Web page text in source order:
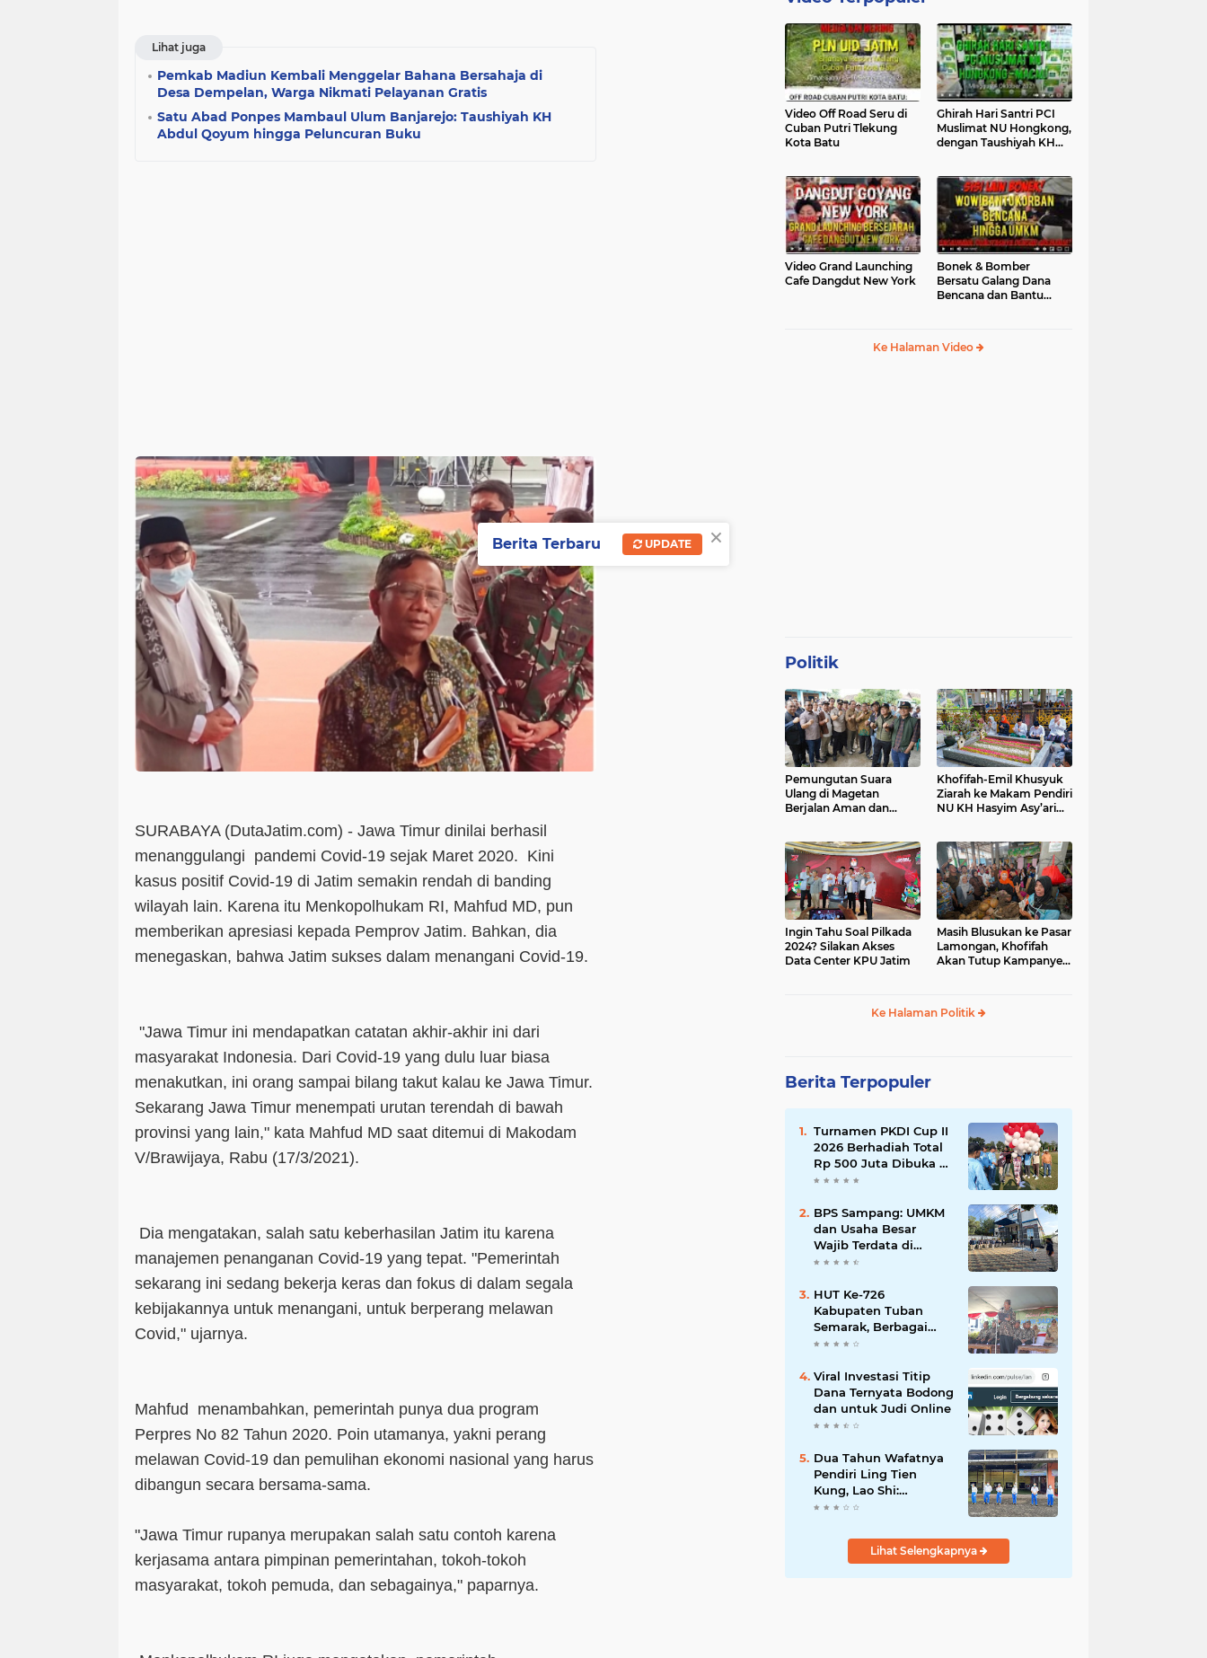
Lihat juga
Pemkab Madiun Kembali Menggelar Bahana Bersahaja di
Desa Dempelan, Warga Nikmati Pelayanan Gratis
Satu Abad Ponpes Mambaul Ulum Banjarejo: Taushiyah KH
Abdul Qoyum hingga Peluncuran Buku
SURABAYA (DutaJatim.com) - Jawa Timur dinilai berhasil
menanggulangi pandemi Covid-19 sejak Maret 2020. Kini
kasus positif Covid-19 di Jatim semakin rendah di banding
wilayah lain. Karena itu Menkopolhukam RI, Mahfud MD, pun
memberikan apresiasi kepada Pemprov Jatim. Bahkan, dia
menegaskan, bahwa Jatim sukses dalam menangani Covid-19.
"Jawa Timur ini mendapatkan catatan akhir-akhir ini dari
masyarakat Indonesia. Dari Covid-19 yang dulu luar biasa
menakutkan, ini orang sampai bilang takut kalau ke Jawa Timur.
Sekarang Jawa Timur menempati urutan terendah di bawah
provinsi yang lain," kata Mahfud MD saat ditemui di Makodam
V/Brawijaya, Rabu (17/3/2021).
Dia mengatakan, salah satu keberhasilan Jatim itu karena
manajemen penanganan Covid-19 yang tepat. "Pemerintah
sekarang ini sedang bekerja keras dan fokus di dalam segala
kebijakannya untuk menangani, untuk berperang melawan
Covid," ujarnya.
Mahfud menambahkan, pemerintah punya dua program
Perpres No 82 Tahun 2020. Poin utamanya, yakni perang
melawan Covid-19 dan pemulihan ekonomi nasional yang harus
dibangun secara bersama-sama.
"Jawa Timur rupanya merupakan salah satu contoh karena
kerjasama antara pimpinan pemerintahan, tokoh-tokoh
masyarakat, tokoh pemuda, dan sebagainya," paparnya.
Video Off Road Seru di
Cuban Putri Tlekung
Kota Batu
Ghirah Hari Santri PCI
Muslimat NU Hongkong,
dengan Taushiyah KH
Video Grand Launching
Cafe Dangdut New York
Bonek & Bomber
Bersatu Galang Dana
Bencana dan Bantu
Ke Halaman Video
Politik
Pemungutan Suara
Ulang di Magetan
Berjalan Aman dan
Khofifah-Emil Khusyuk
Ziarah ke Makam Pendiri
NU KH Hasyim Asy’ari
Ingin Tahu Soal Pilkada
2024? Silakan Akses
Data Center KPU Jatim
Masih Blusukan ke Pasar
Lamongan, Khofifah
Akan Tutup Kampanye
Ke Halaman Politik
Berita Terpopuler
Turnamen PKDI Cup II
2026 Berhadiah Total
Rp 500 Juta Dibuka di
Jombang, Ketua PKDI
Mahdi: Ajang
Silaturrahmi dan
Media Komunikasi
Antar-Kades untuk
BPS Sampang: UMKM
dan Usaha Besar
Wajib Terdata di
Sensus Ekonomi 2026,
Sasaran
HUT Ke-726
Kabupaten Tuban
Semarak, Berbagai
Prestasinya Pun
Viral Investasi Titip
Dana Ternyata Bodong
dan untuk Judi Online
Dua Tahun Wafatnya
Pendiri Ling Tien
Kung, Lao Shi:
Amanah Harus Kita
Lihat Selengkapnya
×
Berita Terbaru UPDATE